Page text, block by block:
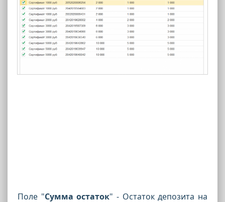
Поле "Сумма остаток" - Остаток депозита на